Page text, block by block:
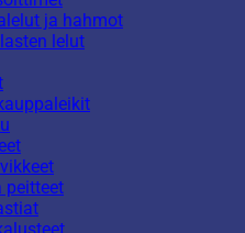
ja hahmot
lelut
peitteet